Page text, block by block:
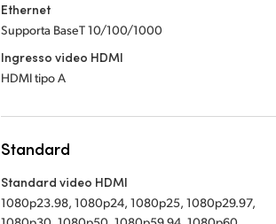
Ethernet
Supporta BaseT 10/100/1000
Ingresso video HDMI
HDMI tipo A
Standard
Standard video HDMI
1080p23.98, 1080p24, 1080p25, 1080p29.97,